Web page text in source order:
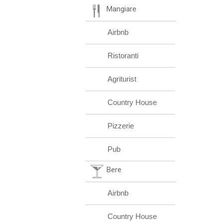
Mangiare
Airbnb
Ristoranti
Agriturist
Country House
Pizzerie
Pub
Bere
Airbnb
Country House